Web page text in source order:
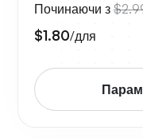
Починаючи з
$1.80/для